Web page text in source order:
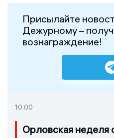
Присылайте
Дежурному –
вознаграждение!
10:00
Орловская неделя